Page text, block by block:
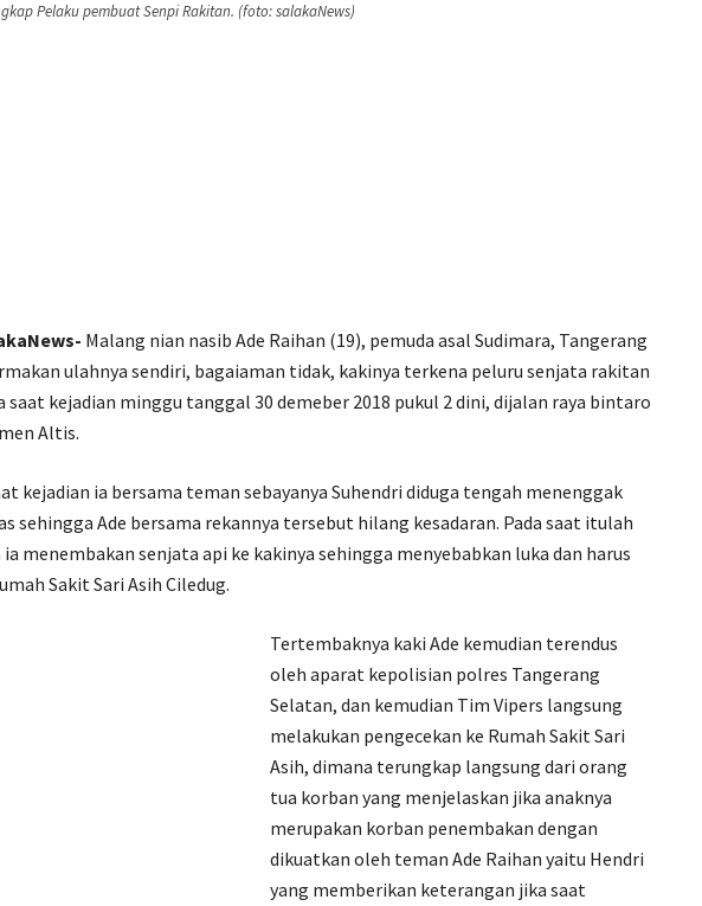
Pelaku pembuat Senpi Rakitan. (foto: salakaNews)
Malang nian nasib Ade Raihan (19), pemuda asal Sudimara, Tangerang
ulahnya sendiri, bagaiaman tidak, kakinya terkena peluru senjata rakitan
saat kejadian minggu tanggal 30 demeber 2018 pukul 2 dini, dijalan raya bintaro
Altis.
kejadian ia bersama teman sebayanya Suhendri diduga tengah menenggak
sehingga Ade bersama rekannya tersebut hilang kesadaran. Pada saat itulah
menembakan senjata api ke kakinya sehingga menyebabkan luka dan harus
Sakit Sari Asih Ciledug.
Tertembaknya kaki Ade kemudian terendus
oleh aparat kepolisian polres Tangerang
Selatan, dan kemudian Tim Vipers langsung
melakukan pengecekan ke Rumah Sakit Sari
Asih, dimana terungkap langsung dari orang
tua korban yang menjelaskan jika anaknya
merupakan korban penembakan dengan
dikuatkan oleh teman Ade Raihan yaitu Hendri
yang memberikan keterangan jika saat